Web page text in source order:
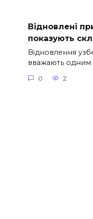
Відновлені
показують
Відновлення
вважають одним
0 2